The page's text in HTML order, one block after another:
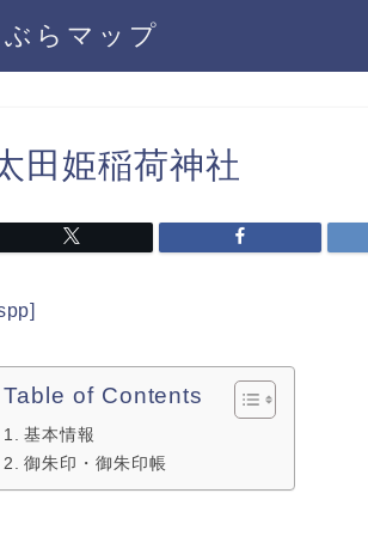
らマップ
田姫稲荷神社
Table of Contents
基本情報
御朱印・御朱印帳